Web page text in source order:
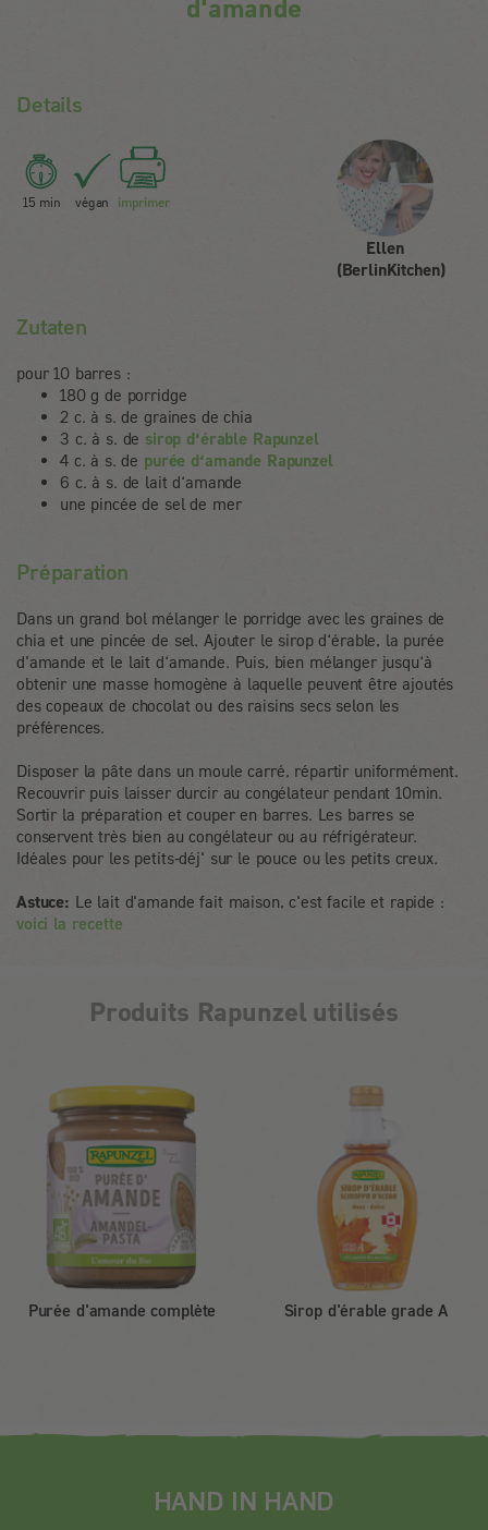
d'amande
Details
15 min végan imprimer
Ellen
(BerlinKitchen)
Zutaten
pour 10 barres :
180 g de porridge
2 c. à s. de graines de chia
3 c. à s. de sirop d‘érable Rapunzel
4 c. à s. de purée d‘amande Rapunzel
6 c. à s. de lait d‘amande
une pincée de sel de mer
Préparation
Dans un grand bol mélanger le porridge avec les graines de
chia et une pincée de sel. Ajouter le sirop d‘érable, la purée
d'amande et le lait d‘amande. Puis, bien mélanger jusqu‘à
obtenir une masse homogène à laquelle peuvent être ajoutés
des copeaux de chocolat ou des raisins secs selon les
préférences.
Disposer la pâte dans un moule carré, répartir uniformément.
Recouvrir puis laisser durcir au congélateur pendant 10min.
Sortir la préparation et couper en barres. Les barres se
conservent très bien au congélateur ou au réfrigérateur.
Idéales pour les petits-déj' sur le pouce ou les petits creux.
Astuce: Le lait d'amande fait maison, c'est facile et rapide :
voici la recette
Produits Rapunzel utilisés
Purée d'amande complète Sirop d'érable grade A
HAND IN HAND